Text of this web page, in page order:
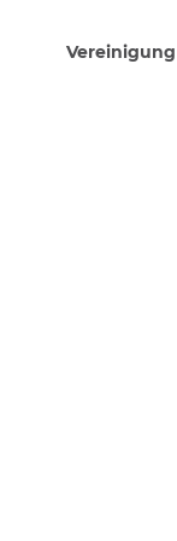
Vereinigung